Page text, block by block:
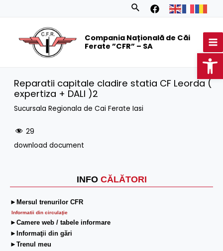
Search
Compania Națională de Căi
Ferate ”CFR” – SA
INFO CĂLĂTORI
►Mersul trenurilor CFR
Informatii din circulaţie
►Camere web / tabele informare
►Informaţii din gări
►Trenul meu
Reparatii capitale cladire statia CF Leorda (
expertiza + DALI )2
Sucursala Regionala de Cai Ferate Iasi
29
download document